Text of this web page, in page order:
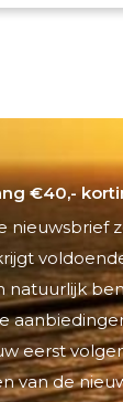
€40,-
nieuwsbrief
natuurlijk
eerst
van de